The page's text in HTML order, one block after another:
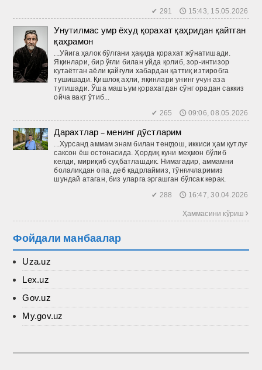
✔ 291 🕔 15:43, 15.05.2026
Унутилмас умр ёхуд қорахат қаҳридан қайтган
қаҳрамон
...Уйига ҳалок бўлгани ҳақида қорахат жўнатишади.
Яқинлари, бир ўғли билан уйда қолиб, зор-интизор
кутаётган аёли қайғули хабардан қаттиқ изтиробга
тушишади. Қишлоқ аҳли, яқинлари унинг учун аза
тутишади. Ўша машъум қорахатдан сўнг орадан саккиз
ойча вақт ўтиб...
✔ 265 🕔 09:06, 08.05.2026
Дарахтлар – менинг дўстларим
...Хурсанд аммам энам билан тенгдош, иккиси ҳам қутлуғ
саксон ёш остонасида. Ҳордиқ куни меҳмон бўлиб
келди, мириқиб суҳбатлашдик. Нимагадир, аммамни
болаликдан опа, деб қадрлаймиз, тўнғичларимиз
шундай атаган, биз уларга эргашган бўлсак керак.
✔ 288 🕔 16:47, 30.04.2026
Ҳаммасини кўриш 
Фойдали манбаалар
Uza.uz
Lex.uz
Gov.uz
My.gov.uz